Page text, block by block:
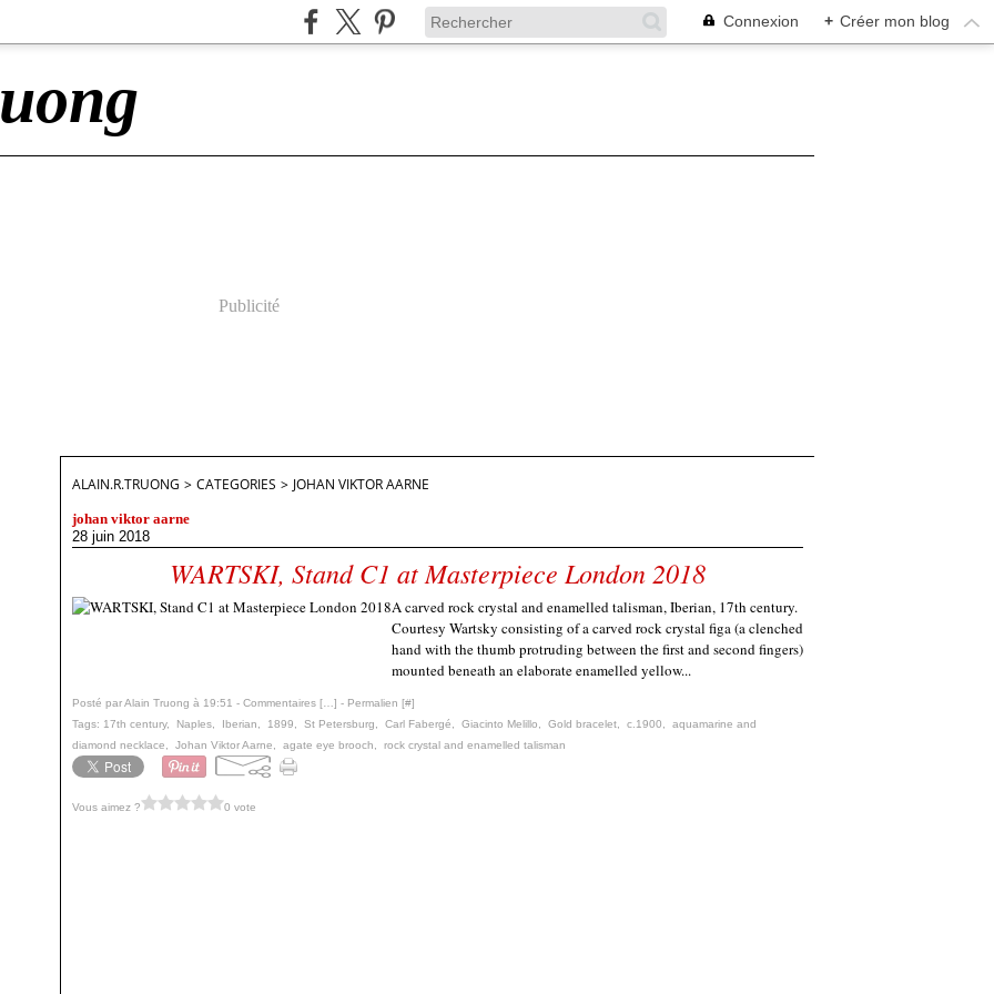
Connexion + Créer mon blog
Publicité
ALAIN.R.TRUONG > CATEGORIES > JOHAN VIKTOR AARNE
johan viktor aarne
28 juin 2018
WARTSKI, Stand C1 at Masterpiece London 2018
A carved rock crystal and enamelled talisman, Iberian, 17th century.
Courtesy Wartsky consisting of a carved rock crystal figa (a clenched
hand with the thumb protruding between the first and second fingers)
mounted beneath an elaborate enamelled yellow...
Posté par Alain Truong à 19:51 - Commentaires [ ] - Permalien [#]
Tags: 17th century, Naples Iberian 1899 St Petersburg Carl Fabergé Giacinto Melillo Gold bracelet c.1900
aquamarine and
diamond necklace
Johan Viktor Aarne agate eye brooch rock crystal and enamelled talisman
Vous aimez ? 0 vote